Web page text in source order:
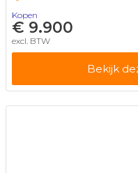
Kopen
€ 9.900
excl. BTW
Bekijk